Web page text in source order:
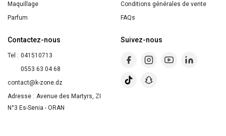
Maquillage
Parfum
Conditions générales de vente
FAQs
Contactez-nous
Tel : 041510713
0553 63 04 68
contact@k-zone.dz
Adresse : Avenue des Martyrs, ZI
N°3 Es-Senia - ORAN
Suivez-nous